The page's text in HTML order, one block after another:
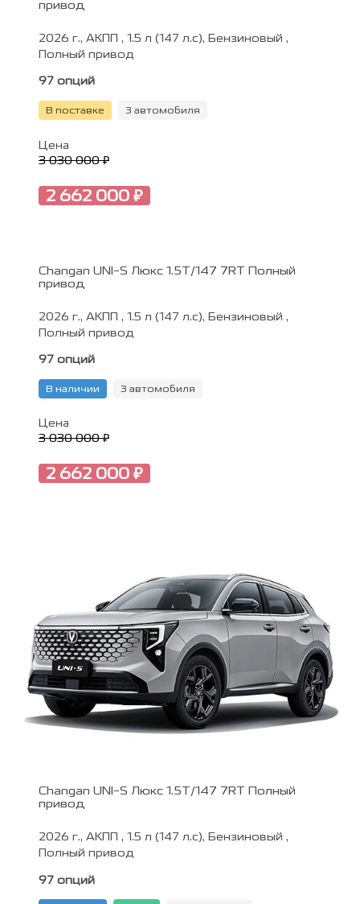
привод
2026 г., АКПП , 1.5 л (147 л.с), Бензиновый ,
Полный привод
97 опций
В поставке 3 автомобиля
Цена
3 030 000 ₽
2 662 000 ₽
Changan UNI-S Люкс 1.5T/147 7RT Полный
привод
2026 г., АКПП , 1.5 л (147 л.с), Бензиновый ,
Полный привод
97 опций
В наличии 3 автомобиля
Цена
3 030 000 ₽
2 662 000 ₽
Changan UNI-S Люкс 1.5T/147 7RT Полный
привод
2026 г., АКПП , 1.5 л (147 л.с), Бензиновый ,
Полный привод
97 опций